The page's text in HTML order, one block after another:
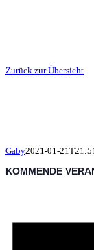
Zurück zur Übersicht
Gaby2021-01-
KOMMENDE